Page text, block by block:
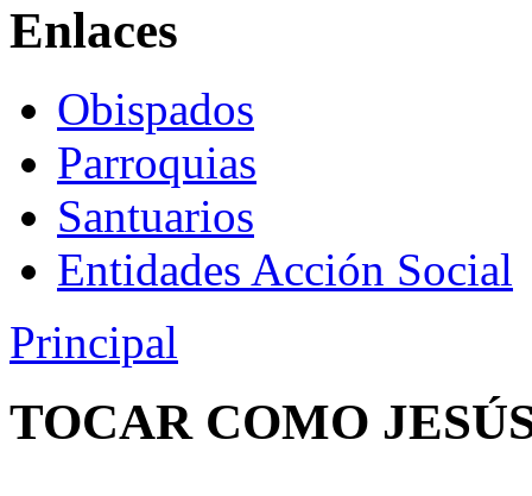
Enlaces
Obispados
Parroquias
Santuarios
Entidades Acción Social
Principal
TOCAR COMO